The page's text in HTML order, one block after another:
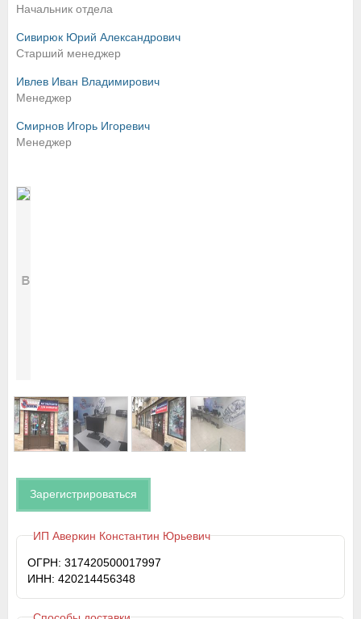
Начальник отдела
Сивирюк Юрий Александрович
Старший менеджер
Ивлев Иван Владимирович
Менеджер
Смирнов Игорь Игоревич
Менеджер
Зарегистрироваться
ИП Аверкин Константин Юрьевич
ОГРН: 317420500017997
ИНН: 420214456348